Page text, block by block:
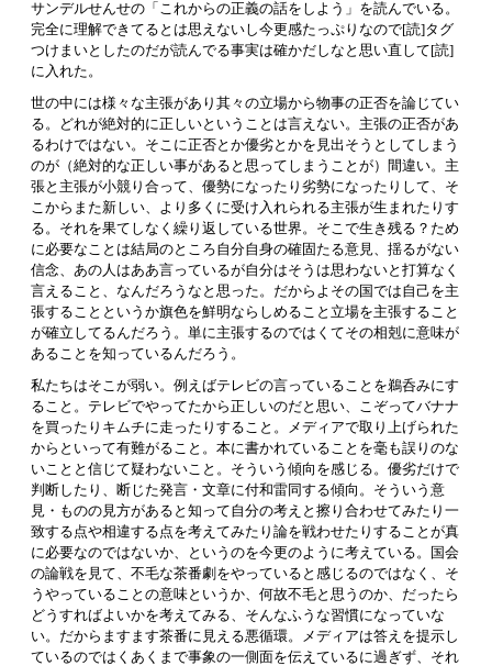
サンデルせんせの「これからの正義の話をしよう」を読んでいる。
完全に理解できてるとは思えないし今更感たっぷりなので[読]タグ
つけまいとしたのだが読んでる事実は確かだしなと思い直して[読]
に入れた。
世の中には様々な主張があり其々の立場から物事の正否を論じてい
る。どれが絶対的に正しいということは言えない。主張の正否があ
るわけではない。そこに正否とか優劣とかを見出そうとしてしまう
のが（絶対的な正しい事があると思ってしまうことが）間違い。主
張と主張が小競り合って、優勢になったり劣勢になったりして、そ
こからまた新しい、より多くに受け入れられる主張が生まれたりす
る。それを果てしなく繰り返している世界。そこで生き残る？ため
に必要なことは結局のところ自分自身の確固たる意見、揺るがない
信念、あの人はああ言っているが自分はそうは思わないと打算なく
言えること、なんだろうなと思った。だからよその国では自己を主
張することというか旗色を鮮明ならしめること立場を主張すること
が確立してるんだろう。単に主張するのではくてその相剋に意味が
あることを知っているんだろう。
私たちはそこが弱い。例えばテレビの言っていることを鵜呑みにす
ること。テレビでやってたから正しいのだと思い、こぞってバナナ
を買ったりキムチに走ったりすること。メディアで取り上げられた
からといって有難がること。本に書かれていることを毫も誤りのな
いことと信じて疑わないこと。そういう傾向を感じる。優劣だけで
判断したり、断じた発言・文章に付和雷同する傾向。そういう意
見・ものの見方があると知って自分の考えと擦り合わせてみたり一
致する点や相違する点を考えてみたり論を戦わせたりすることが真
に必要なのではないか、というのを今更のように考えている。国会
の論戦を見て、不毛な茶番劇をやっていると感じるのではなく、そ
うやっていることの意味というか、何故不毛と思うのか、だったら
どうすればよいかを考えてみる、そんなふうな習慣になっていな
い。だからますます茶番に見える悪循環。メディアは答えを提示し
ているのではくあくまで事象の一側面を伝えているに過ぎず、それ